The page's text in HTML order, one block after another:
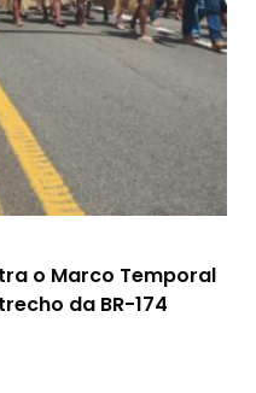
o Marco Temporal
da BR-174